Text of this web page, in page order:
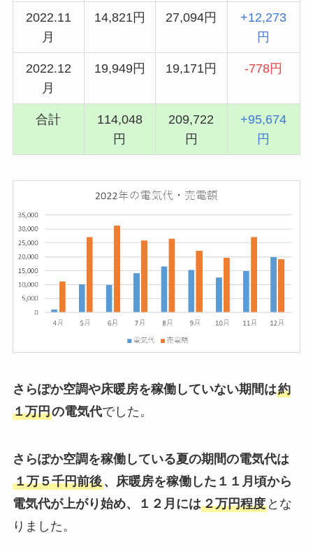
2022.11
月
14,821円 27,094円
+12,273
円
2022.12
月
19,949円 19,171円 -778円
合計
114,048
円
209,722
円
+95,674
円
さらぽか空調や床暖房を稼働していない期間は約
１万円の電気代でした。
さらぽか空調を稼働している夏の期間の電気代は
１万５千円前後、床暖房を稼働した１１月頃から
電気代が上がり始め、１２月には２万円程度とな
りました。